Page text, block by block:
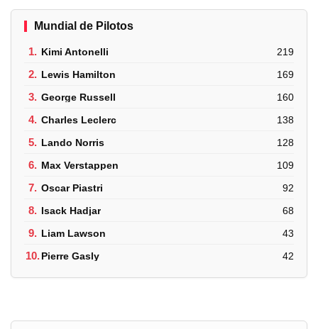
Mundial de Pilotos
1. Kimi Antonelli 219
2. Lewis Hamilton 169
3. George Russell 160
4. Charles Leclerc 138
5. Lando Norris 128
6. Max Verstappen 109
7. Oscar Piastri 92
8. Isack Hadjar 68
9. Liam Lawson 43
10.Pierre Gasly 42